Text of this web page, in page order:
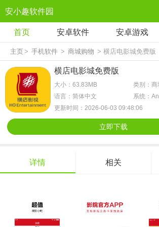
安小趣软件园
首页 安卓软件 安卓游戏
主页> 手机软件 > 商城购物 > 横店电影城免费版
横店电影城免费版
大小：63.83MB
类别：商
语言：简体中文
系统：
更新时间：2026-06-03 09:48:06
立即下载
详情 相关